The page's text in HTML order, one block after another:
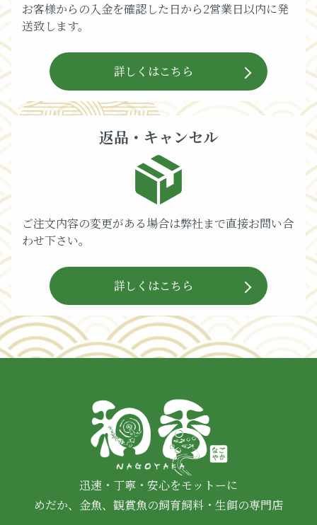
お客様からの入金を確認した日から2営業日以内に発
送致します。
詳しくはこちら
返品・キャンセル
ご注文内容の変更がある場合は弊社まで直接お問い合
わせ下さい。
詳しくはこちら
迅速・丁寧・安心をモットーに
めだか、金魚、観賞魚の飼育飼料・生餌の専門店